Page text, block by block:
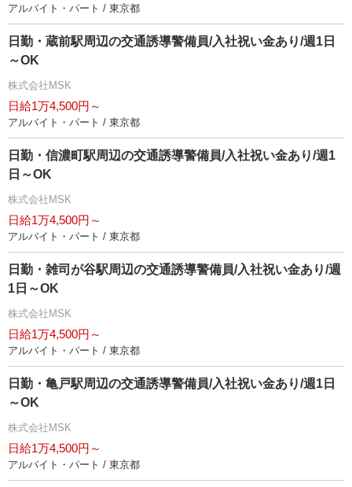
アルバイト・パート / 東京都
日勤・蔵前駅周辺の交通誘導警備員/入社祝い金あり/週1日
～OK
株式会社MSK
日給1万4,500円～
アルバイト・パート / 東京都
日勤・信濃町駅周辺の交通誘導警備員/入社祝い金あり/週1
日～OK
株式会社MSK
日給1万4,500円～
アルバイト・パート / 東京都
日勤・雑司が谷駅周辺の交通誘導警備員/入社祝い金あり/週
1日～OK
株式会社MSK
日給1万4,500円～
アルバイト・パート / 東京都
日勤・亀戸駅周辺の交通誘導警備員/入社祝い金あり/週1日
～OK
株式会社MSK
日給1万4,500円～
アルバイト・パート / 東京都